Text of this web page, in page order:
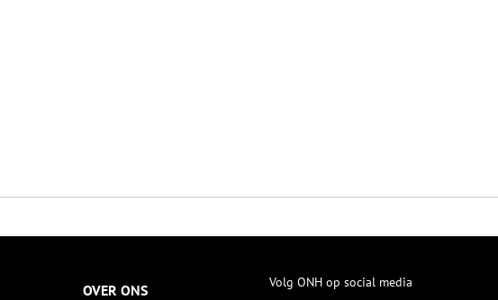
OVER ONS Volg ONH op social media